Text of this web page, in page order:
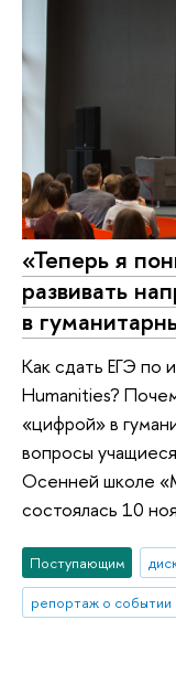
«Теперь я
развивать
в
Как сдать ЕГЭ по
Humanities?
«цифрой» в
вопросы
Осенней школе
состоялась 10
Поступающим
репортаж о событии